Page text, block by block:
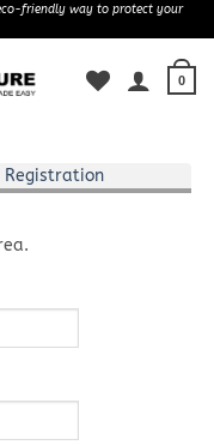
friendly way to protect your
0
Registration